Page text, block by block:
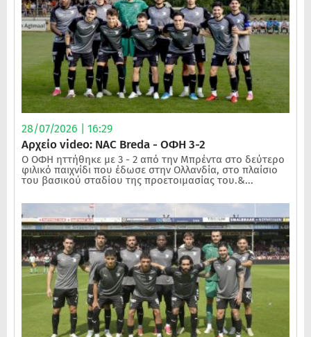
28/07/2026 | 16:29
Αρχείο video: NAC Breda - ΟΦΗ 3-2
Ο ΟΦΗ ηττήθηκε με 3 - 2 από την Μπρέντα στο δεύτερο
φιλικό παιχνίδι που έδωσε στην Ολλανδία, στο πλαίσιο
του βασικού σταδίου της προετοιμασίας του.&...